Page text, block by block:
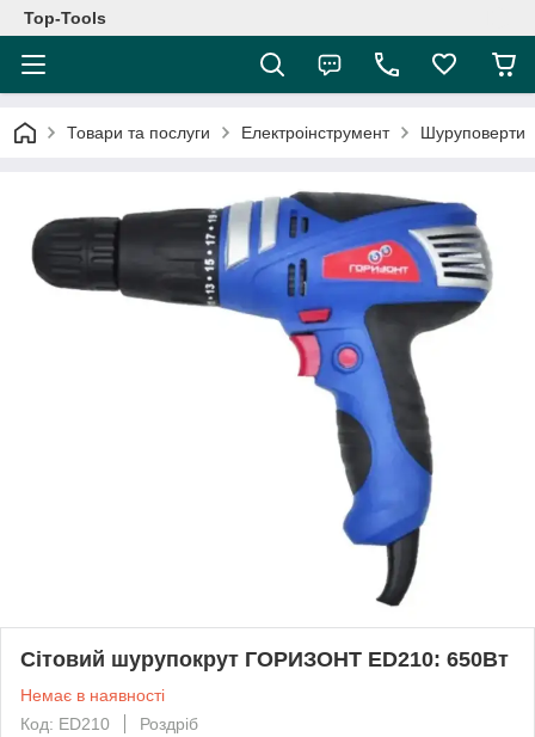
Top-Tools
Товари та послуги Електроінструмент Шуруповерти
Сітовий шурупокрут ГОРИЗОНТ ED210: 650Вт
Немає в наявності
Код: ED210
Роздріб